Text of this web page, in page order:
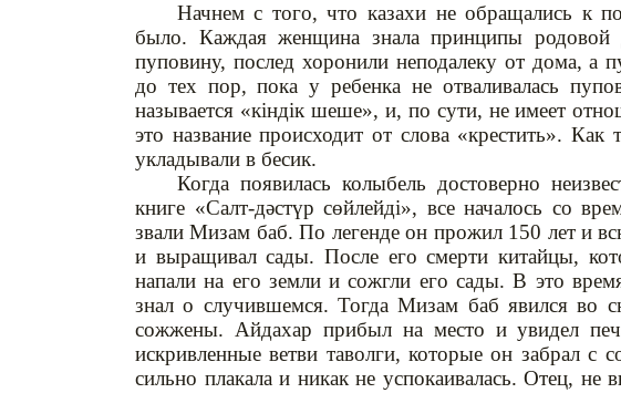
Начнем с того, что казахи не обращались к
было. Каждая женщина знала принципы родовой
пуповину, послед хоронили неподалеку от дома, а
до тех пор, пока у ребенка не отваливалась
называется «кіндік шеше», и, по сути, не имеет
это название происходит от слова «крестить». Как
укладывали в бесик.
Когда появилась колыбель достоверно
книге «Салт-дәстүр сөйлейді», все началось со
звали Мизам баб. По легенде он прожил 150 лет и
и выращивал сады. После его смерти китайцы,
напали на его земли и сожгли его сады. В это
знал о случившемся. Тогда Мизам баб явился во
сожжены. Айдахар прибыл на место и увидел
искривленные ветви таволги, которые он забрал
сильно плакала и никак не успокаивалась. Отец, не